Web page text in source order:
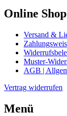
Online Shop
Versand &
Muster-
AGB |
Vertrag widerrufen
Menü